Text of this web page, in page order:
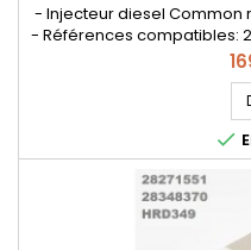
- Injecteur diesel Common
- Références compatibles:
0005 , A651 070 2887 ,
motorisation
